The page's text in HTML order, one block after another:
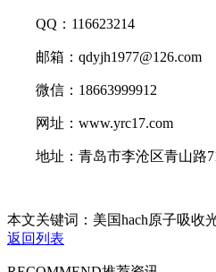
QQ：116623214
邮箱：qdyjh1977@126.com
微信：18663999912
网址：www.yrc17.com
地址：青岛市李沧区青山路
本文关键词：美国hach原子吸收
返回列表